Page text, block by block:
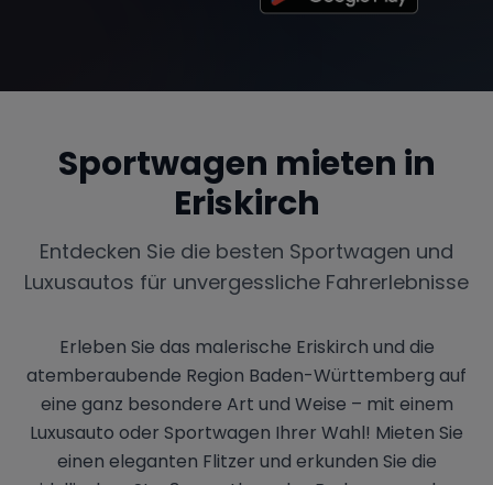
Sportwagen mieten in
Eriskirch
Entdecken Sie die besten Sportwagen und
Luxusautos für unvergessliche Fahrerlebnisse
Erleben Sie das malerische Eriskirch und die
atemberaubende Region Baden-Württemberg auf
eine ganz besondere Art und Weise – mit einem
Luxusauto oder Sportwagen Ihrer Wahl! Mieten Sie
einen eleganten Flitzer und erkunden Sie die